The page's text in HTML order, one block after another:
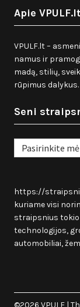
Apie VPULF.lt
VPULF.lt –
namus ir
madą, stilių,
rūpimus dalykus.
Seni
Seni
straipsniai
https://
kuriame visi
straipsnius
technologijos,
automobiliai,